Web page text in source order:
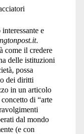
e
.
come il credere
delle istituzioni
possa
dei diritti
in un articolo
di “arte
dal mondo
(e con